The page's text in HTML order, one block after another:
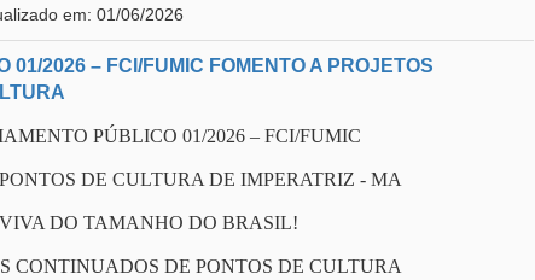
em: 01/06/2026
01/2026 – FCI/FUMIC FOMENTO A PROJETOS
PÚBLICO 01/2026 – FCI/FUMIC
DE CULTURA DE IMPERATRIZ - MA
DO TAMANHO DO BRASIL!
CONTINUADOS DE PONTOS DE CULTURA